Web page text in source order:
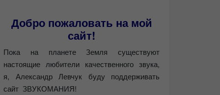
Добро пожаловать на мой
сайт!
Пока на планете Земля существуют
настоящие любители качественного звука,
я, Александр Левчук буду поддерживать
сайт ЗВУКОМАНИЯ!